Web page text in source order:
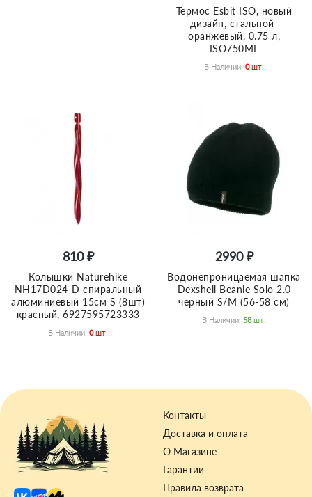
Термос Esbit ISO, новый
дизайн, cтальной-
оранжевый, 0.75 л,
ISO750ML
В Наличии: 0 Шт.
810 ₽
Колышки Naturehike
NH17D024-D спиральный
алюминиевый 15см S (8шт)
красный, 6927595723333
В Наличии: 0 Шт.
2990 ₽
Водонепроницаемая шапка
Dexshell Beanie Solo 2.0
черный S/M (56-58 см)
В Наличии: 58 Шт.
Контакты
Доставка и оплата
О Магазине
Гарантии
Правила возврата